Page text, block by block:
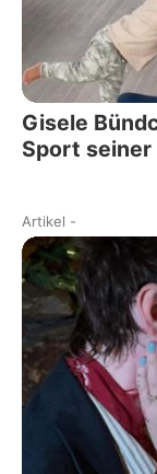
Gisele
Sport seiner
Artikel -